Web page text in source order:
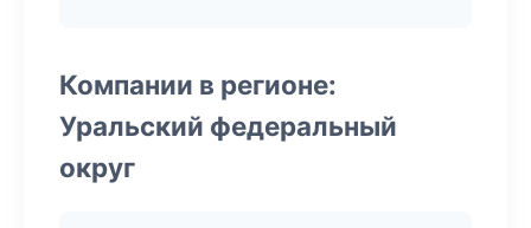
Компании в регионе:
Уральский федеральный
округ